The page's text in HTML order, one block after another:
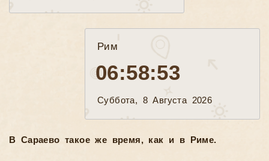
Рим
06:58:55
Суббота, 8 Августа 2026
В Сараево такое же время, как и в Риме.